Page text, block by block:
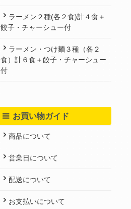
ラーメン２種(各２食)計４食＋
餃子・チャーシュー付
ラーメン・つけ麺３種（各２
食）計６食＋餃子・チャーシュー
付
お買い物ガイド
商品について
営業日について
配送について
お支払いについて